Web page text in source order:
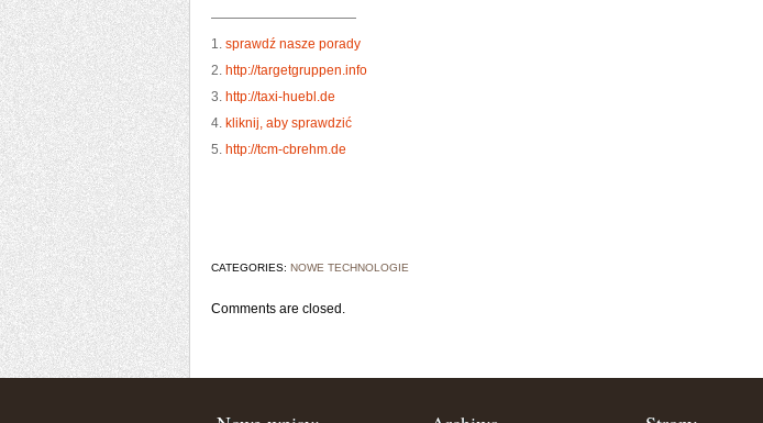
———————————
1. sprawdź nasze porady
2. http://targetgruppen.info
3. http://taxi-huebl.de
4. kliknij, aby sprawdzić
5. http://tcm-cbrehm.de
CATEGORIES: NOWE TECHNOLOGIE
Comments are closed.